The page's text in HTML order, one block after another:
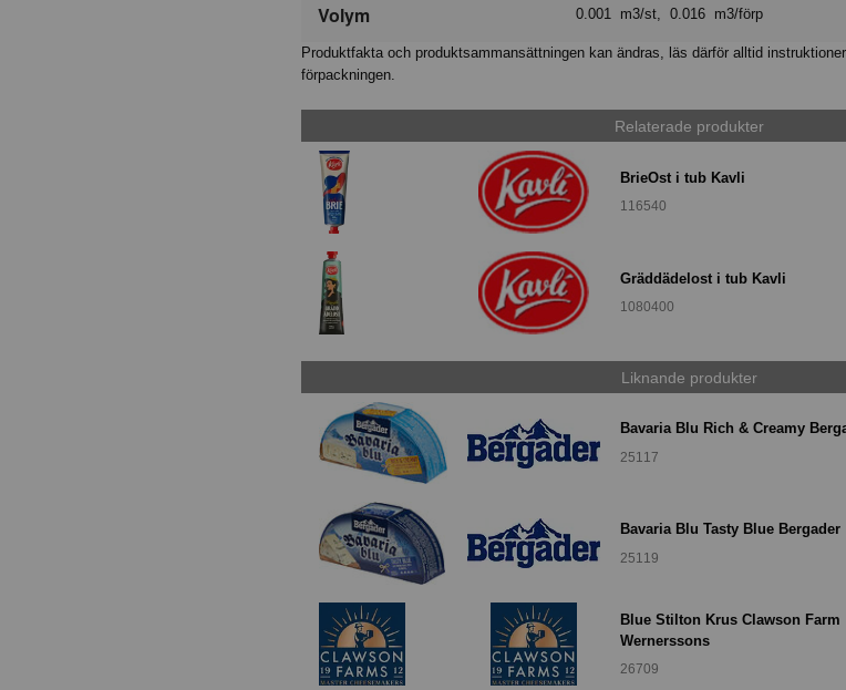
Volym 0.001 m3/st, 0.016 m3/förp
Produktfakta och produktsammansättningen kan ändras, läs därför alltid
förpackningen.
Relaterade produkter
BrieOst i tub Kavli
116540
Gräddädelost i tub Kavli
1080400
Liknande produkter
Bavaria Blu Rich & Creamy
25117
Bavaria Blu Tasty Blue Bergader
25119
Blue Stilton Krus Clawson Farm
Wernerssons
26709